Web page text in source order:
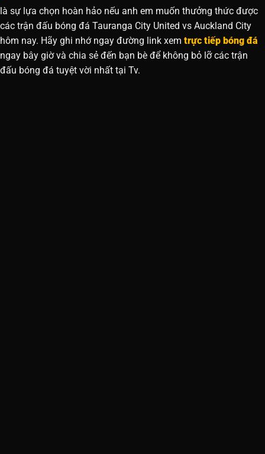
là sự lựa chọn hoàn hảo nếu anh em muốn thưởng thức được
các trận đấu bóng đá Tauranga City United vs Auckland City
hôm nay. Hãy ghi nhớ ngay đường link xem trực tiếp bóng đá
ngay bây giờ và chia sẻ đến bạn bè để không bỏ lỡ các trận
đấu bóng đá tuyệt vời nhất tại Tv.